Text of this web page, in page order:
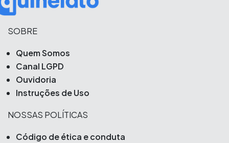
SOBRE
Quem Somos
Canal LGPD
Ouvidoria
Instruções de Uso
NOSSAS POLÍTICAS
Código de ética e conduta